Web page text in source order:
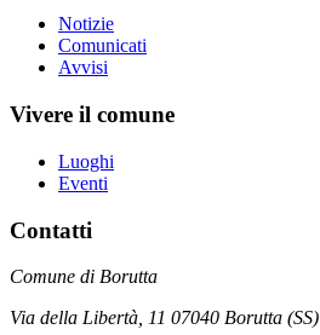
Notizie
Comunicati
Avvisi
Vivere il comune
Luoghi
Eventi
Contatti
Comune di Borutta
Via della Libertà, 11 07040 Borutta (SS)